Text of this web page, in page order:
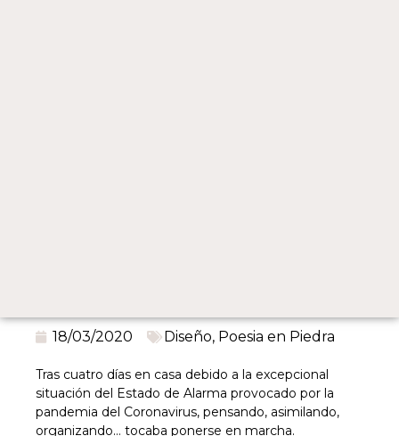
18/03/2020 Diseño, Poesia en Piedra
Tras cuatro días en casa debido a la excepcional
situación del Estado de Alarma provocado por la
pandemia del Coronavirus, pensando, asimilando,
organizando… tocaba ponerse en marcha.